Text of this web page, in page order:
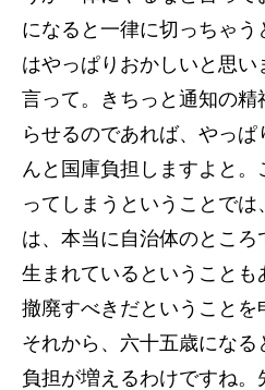
になると一律に切っちゃ
はやっぱりおかしいと思い
言って。きちっと通知の精
らせるのであれば、やっ
んと国庫負担しますよと。
ってしまうということで
は、本当に自治体のところ
生まれているということも
撤廃すべきだということを
それから、六十五歳になる
負担が増えるわけですね